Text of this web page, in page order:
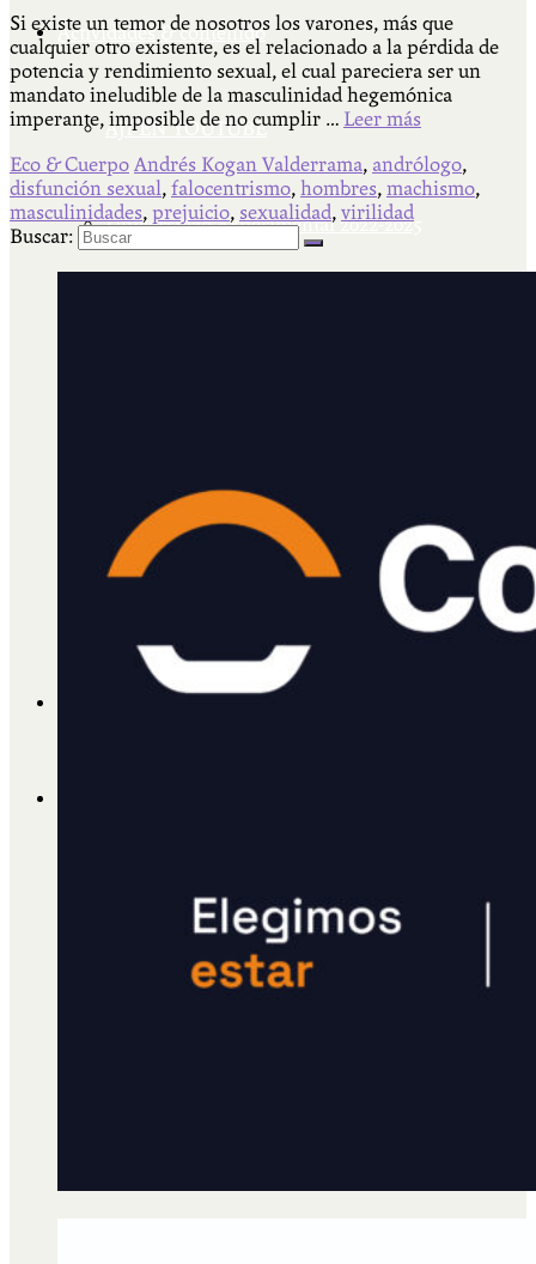
Actividades & contenido
AJÍ EN YOUTUBE
Universidad Experimental 2022-2025
Cátedra Bailable 2018
ADHERITE!
Qué es Ají
Si existe un temor de nosotros los varones, más que
cualquier otro existente, es el relacionado a la pérdida de
potencia y rendimiento sexual, el cual pareciera ser un
mandato ineludible de la masculinidad hegemónica
imperante, imposible de no cumplir … Leer más
Eco & Cuerpo Andrés Kogan Valderrama, andrólogo,
disfunción sexual, falocentrismo, hombres, machismo,
masculinidades, prejuicio, sexualidad, virilidad
Buscar: